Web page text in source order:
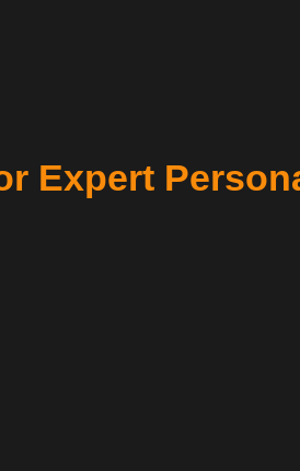
Expert